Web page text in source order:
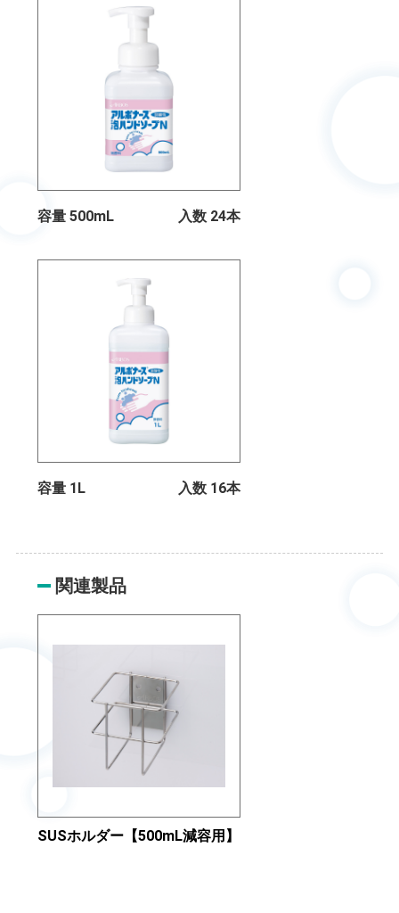
容量 500mL 入数 24本
容量 1L 入数 16本
関連製品
SUSホルダー【500mL減容用】